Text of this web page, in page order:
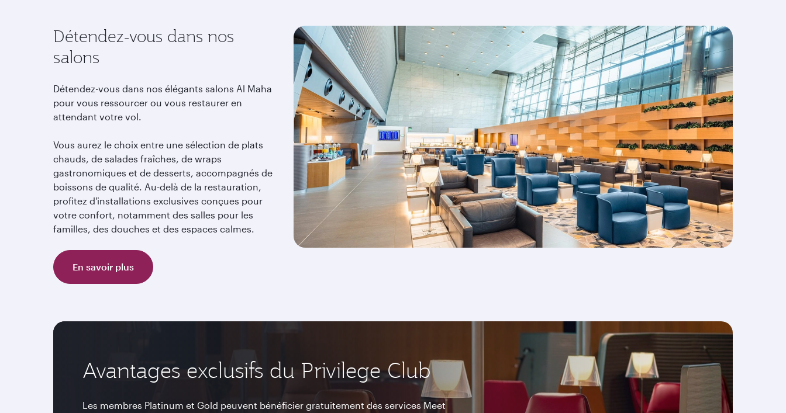
Détendez-vous dans nos
salons
Détendez-vous dans nos élégants salons Al Maha
pour vous ressourcer ou vous restaurer en
attendant votre vol.
Vous aurez le choix entre une sélection de plats
chauds, de salades fraîches, de wraps
gastronomiques et de desserts, accompagnés de
boissons de qualité. Au-delà de la restauration,
profitez d'installations exclusives conçues pour
votre confort, notamment des salles pour les
familles, des douches et des espaces calmes.
En savoir plus
Avantages exclusifs du Privilege Club
Les membres Platinum et Gold peuvent bénéficier gratuitement des services Meet